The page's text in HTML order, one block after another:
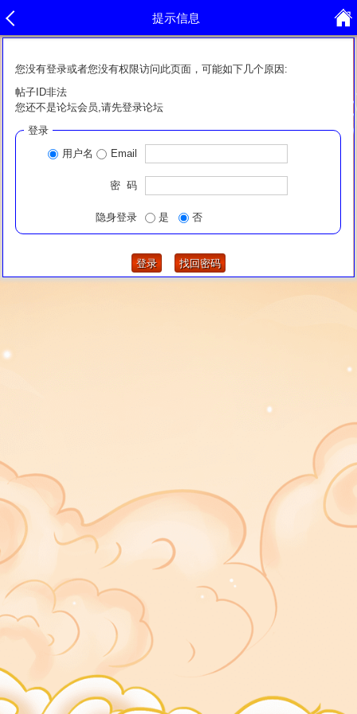
提示信息
您没有登录或者您没有权限访问此页面，可能如下几个原因:
帖子ID非法
您还不是论坛会员,请先登录论坛
登录
用户名
Email
密 码
隐身登录 是 否